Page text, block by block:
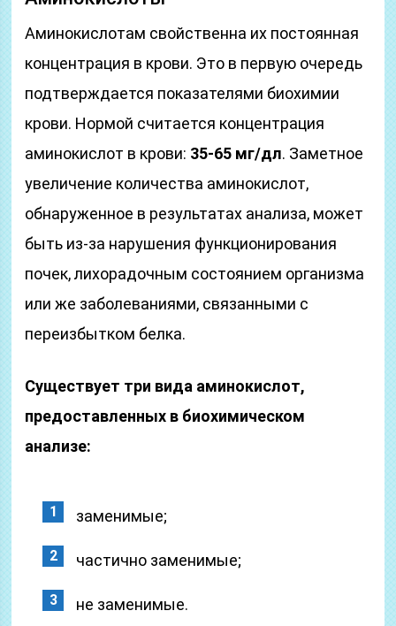
Аминокислотам свойственна их постоянная
концентрация в крови. Это в первую очередь
подтверждается показателями биохимии
крови. Нормой считается концентрация
аминокислот в крови: 35-65 мг/дл. Заметное
увеличение количества аминокислот,
обнаруженное в результатах анализа, может
быть из-за нарушения функционирования
почек, лихорадочным состоянием организма
или же заболеваниями, связанными с
переизбытком белка.
Существует три вида аминокислот,
предоставленных в биохимическом
анализе:
заменимые;
частично заменимые;
не заменимые.